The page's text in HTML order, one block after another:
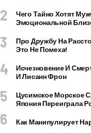
Чего Тайно Хотят
Эмоциональной
Про Дружбу На
Это Не Помеха!
Исчезновение И
И Лисанн Фрон
Цусимское Морское
Япония Переиграла
Как Манипулирует